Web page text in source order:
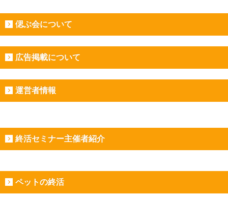
偲ぶ会について
広告掲載について
運営者情報
終活セミナー主催者紹介
ペットの終活